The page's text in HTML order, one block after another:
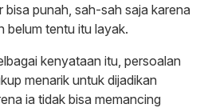
bisa punah, sah-sah saja karena
belum tentu itu layak.
kenyataan itu, persoalan
menarik untuk dijadikan
ia tidak bisa memancing